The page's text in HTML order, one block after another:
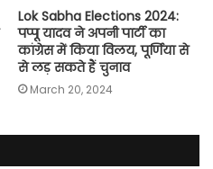
Lok Sabha Elections 2024:
पप्पू यादव ने अपनी पार्टी का
कांग्रेस में किया विलय, पूर्णिया से
से लड़ सकते हैं चुनाव
March 20, 2024